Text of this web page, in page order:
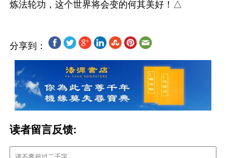
分享到：
读者留言反馈: